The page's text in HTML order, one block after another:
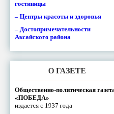
гостиницы
– Центры красоты и здоровья
– Достопримечательности
Аксайского района
О ГАЗЕТЕ
Общественно-политическая
«ПОБЕДА»
издается с 1937 года